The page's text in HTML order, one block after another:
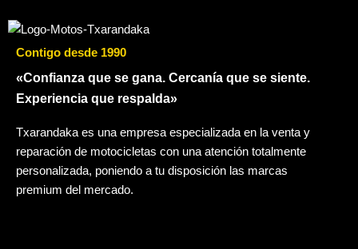
Contigo desde 1990
«Confianza que se gana. Cercanía que se siente.
Experiencia que respalda»
Txarandaka es una empresa especializada en la venta y
reparación de motocicletas con una atención totalmente
personalizada, poniendo a tu disposición las marcas
premium del mercado.